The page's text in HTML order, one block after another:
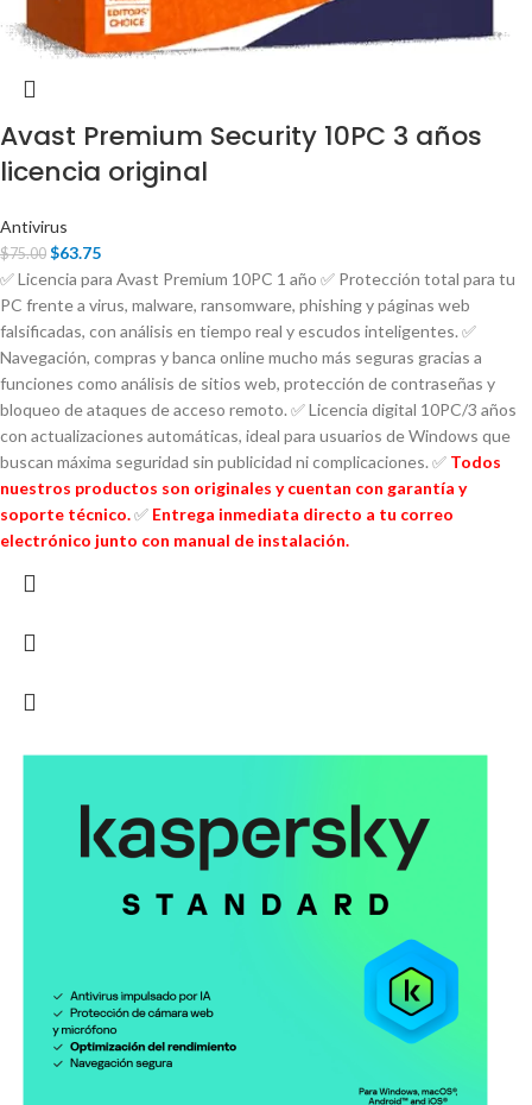
Avast Premium Security 10PC 3 años
licencia original
Antivirus
$75.00 $63.75
✅ Licencia para Avast Premium 10PC 1 año ✅ Protección total para tu
PC frente a virus, malware, ransomware, phishing y páginas web
falsificadas, con análisis en tiempo real y escudos inteligentes. ✅
Navegación, compras y banca online mucho más seguras gracias a
funciones como análisis de sitios web, protección de contraseñas y
bloqueo de ataques de acceso remoto. ✅ Licencia digital 10PC/3 años
con actualizaciones automáticas, ideal para usuarios de Windows que
buscan máxima seguridad sin publicidad ni complicaciones. ✅ Todos
nuestros productos son originales y cuentan con garantía y
soporte técnico.✅ Entrega inmediata directo a tu correo
electrónico junto con manual de instalación.